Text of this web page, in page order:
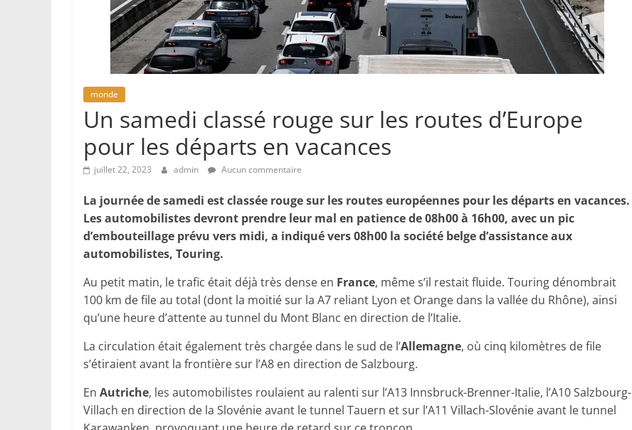
monde
Un samedi classé rouge sur les routes d’Europe
pour les départs en vacances
juillet 22, 2023 admin Aucun commentaire
La journée de samedi est classée rouge sur les routes européennes pour les départs en vacances.
Les automobilistes devront prendre leur mal en patience de 08h00 à 16h00, avec un pic
d’embouteillage prévu vers midi, a indiqué vers 08h00 la société belge d’assistance aux
automobilistes, Touring.
Au petit matin, le trafic était déjà très dense en France, même s’il restait fluide. Touring dénombrait
100 km de file au total (dont la moitié sur la A7 reliant Lyon et Orange dans la vallée du Rhône), ainsi
qu’une heure d’attente au tunnel du Mont Blanc en direction de l’Italie.
La circulation était également très chargée dans le sud de l’Allemagne, où cinq kilomètres de file
s’étiraient avant la frontière sur l’A8 en direction de Salzbourg.
En Autriche, les automobilistes roulaient au ralenti sur l’A13 Innsbruck-Brenner-Italie, l’A10 Salzbourg-
Villach en direction de la Slovénie avant le tunnel Tauern et sur l’A11 Villach-Slovénie avant le tunnel